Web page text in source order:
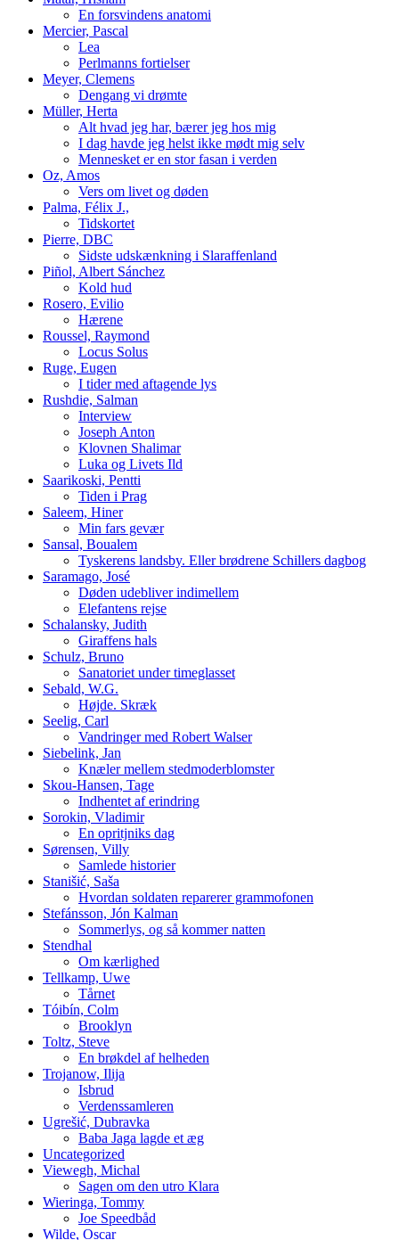
En forsvindens anatomi
Mercier, Pascal
Lea
Perlmanns fortielser
Meyer, Clemens
Dengang vi drømte
Müller, Herta
Alt hvad jeg har, bærer jeg hos mig
I dag havde jeg helst ikke mødt mig selv
Mennesket er en stor fasan i verden
Oz, Amos
Vers om livet og døden
Palma, Félix J.,
Tidskortet
Pierre, DBC
Sidste udskænkning i Slaraffenland
Piñol, Albert Sánchez
Kold hud
Rosero, Evilio
Hærene
Roussel, Raymond
Locus Solus
Ruge, Eugen
I tider med aftagende lys
Rushdie, Salman
Interview
Joseph Anton
Klovnen Shalimar
Luka og Livets Ild
Saarikoski, Pentti
Tiden i Prag
Saleem, Hiner
Min fars gevær
Sansal, Boualem
Tyskerens landsby. Eller brødrene Schillers dagbog
Saramago, José
Døden udebliver indimellem
Elefantens rejse
Schalansky, Judith
Giraffens hals
Schulz, Bruno
Sanatoriet under timeglasset
Sebald, W.G.
Højde. Skræk
Seelig, Carl
Vandringer med Robert Walser
Siebelink, Jan
Knæler mellem stedmoderblomster
Skou-Hansen, Tage
Indhentet af erindring
Sorokin, Vladimir
En opritjniks dag
Sørensen, Villy
Samlede historier
Stanišić, Saša
Hvordan soldaten reparerer grammofonen
Stefánsson, Jón Kalman
Sommerlys, og så kommer natten
Stendhal
Om kærlighed
Tellkamp, Uwe
Tårnet
Tóibín, Colm
Brooklyn
Toltz, Steve
En brøkdel af helheden
Trojanow, Ilija
Isbrud
Verdenssamleren
Ugrešić, Dubravka
Baba Jaga lagde et æg
Uncategorized
Viewegh, Michal
Sagen om den utro Klara
Wieringa, Tommy
Joe Speedbåd
Wilde, Oscar